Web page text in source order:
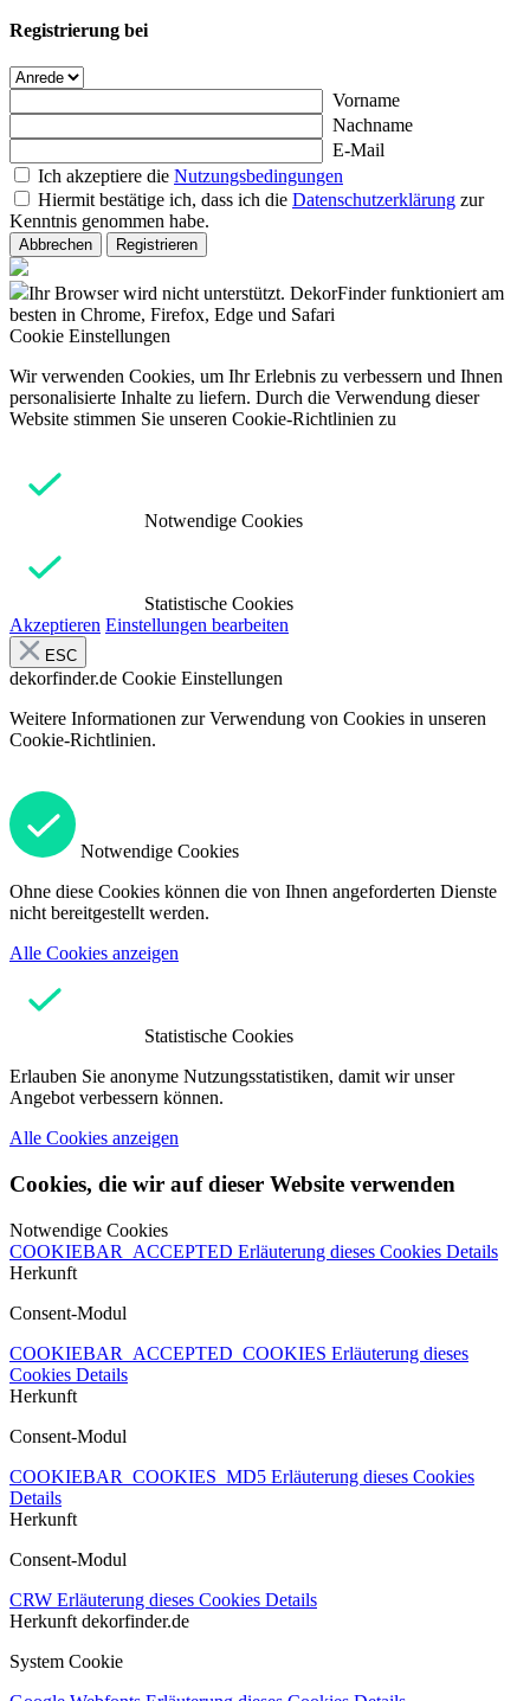
Registrierung bei
Vorname
Nachname
E-Mail
Ich akzeptiere die Nutzungsbedingungen
Hiermit bestätige ich, dass ich die Datenschutzerklärung zur
Kenntnis genommen habe.
Abbrechen Registrieren
Ihr Browser wird nicht unterstützt. DekorFinder funktioniert am
besten in Chrome, Firefox, Edge und Safari
Cookie Einstellungen
Wir verwenden Cookies, um Ihr Erlebnis zu verbessern und Ihnen
personalisierte Inhalte zu liefern. Durch die Verwendung dieser
Website stimmen Sie unseren Cookie-Richtlinien zu
Notwendige Cookies
Statistische Cookies
Akzeptieren Einstellungen bearbeiten
ESC
dekorfinder.de Cookie Einstellungen
Weitere Informationen zur Verwendung von Cookies in unseren
Cookie-Richtlinien.
Notwendige Cookies
Ohne diese Cookies können die von Ihnen angeforderten Dienste
nicht bereitgestellt werden.
Alle Cookies anzeigen
Statistische Cookies
Erlauben Sie anonyme Nutzungsstatistiken, damit wir unser
Angebot verbessern können.
Alle Cookies anzeigen
Cookies, die wir auf dieser Website verwenden
Notwendige Cookies
COOKIEBAR_ACCEPTED Erläuterung dieses Cookies Details
Herkunft
Consent-Modul
COOKIEBAR_ACCEPTED_COOKIES Erläuterung dieses
Cookies Details
Herkunft
Consent-Modul
COOKIEBAR_COOKIES_MD5 Erläuterung dieses Cookies
Details
Herkunft
Consent-Modul
CRW Erläuterung dieses Cookies Details
Herkunft dekorfinder.de
System Cookie